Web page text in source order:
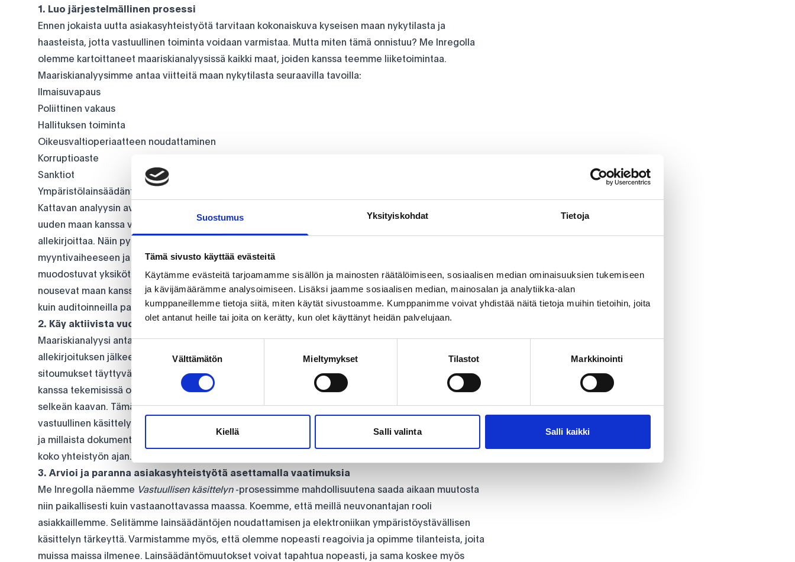
Suostumus Yksityiskohdat Tietoja
Tämä sivusto käyttää evästeitä
Käytämme evästeitä tarjoamamme sisällön ja mainosten räätälöimiseen, sosiaalisen median ominaisuuksien tukemiseen
ja kävijämäärämme analysoimiseen. Lisäksi jaamme sosiaalisen median, mainosalan ja analytiikka-alan
kumppaneillemme tietoja siitä, miten käytät sivustoamme. Kumppanimme voivat yhdistää näitä tietoja muihin tietoihin, joita
olet antanut heille tai joita on kerätty, kun olet käyttänyt heidän palvelujaan.
Suostumuksen
valinta
Välttämätön Mieltymykset Tilastot Markkinointi
Kiellä Salli valinta Salli kaikki
1. Luo järjestelmällinen prosessi
Ennen jokaista uutta asiakasyhteistyötä tarvitaan kokonaiskuva kyseisen maan nykytilasta ja
haasteista, jotta vastuullinen toiminta voidaan varmistaa. Mutta miten tämä onnistuu? Me Inregolla
olemme kartoittaneet maariskianalyysissä kaikki maat, joiden kanssa teemme liiketoimintaa.
Maariskianalyysimme antaa viitteitä maan nykytilasta seuraavilla tavoilla:
Ilmaisuvapaus
Poliittinen vakaus
Hallituksen toiminta
Oikeusvaltioperiaatteen noudattaminen
Korruptioaste
Sanktiot
Ympäristölainsäädäntö
Kattavan analyysin avulla voimme tehdä arvion siitä, millaisia toimenpiteitä yhteistyön aloittaminen
uuden maan kanssa vaatii. Meillä on käytössä Compliance-liite, joka jokaisen jälleenmyyjämme täytyy
allekirjoittaa. Näin pyrimme varmistamaan, että myymämme laitteet voidaan jäljittää seuraavaan
myyntivaiheeseen ja että asiakas sitoutuu käsittelemään myöhemmin elektroniikkajätteeksi
muodostuvat yksiköt paikallisen ympäristölainsäädännön mukaisesti. Riskianalyysissä korkealle
nousevat maan kanssa toiminta vaatii perusteellista seurantaa, joka tapahtuu niin puhelinkeskusteluilla
kuin auditoinneilla paikan päällä.
2. Käy aktiivista vuoropuhelua toimittajien kanssa
Maariskianalyysi antaa viitteet, kuinka tiiviisti kyseisen maan toimittajia seurataan Compliance-liitteen
allekirjoituksen jälkeen. Valitettavasti aina ei ole itsestään selvää, että Compliance-kirjeessä asetetut
sitoumukset täyttyvät, tämän vuoksi seuranta on tärkeää. Helpottaaksemme päivittäin jälleenmyyjien
kanssa tekemisissä olevien yhteyshenkilöidemme työtä, olemme perustaneet seurantaa varten
selkeän kaavan. Tämä kaava luo selkeyttä vuoropuheluun asiakkaan kanssa ja avaa tarkemmin, miksi
vastuullinen käsittely on meille tärkeää, mitä vaatimuksia meillä on itsellemme ja jälleenmyyjillemme
ja millaista dokumentaatiota tarvitsemme. On tärkeää, että Compliance-mallilla on selkeä prosessi
koko yhteistyön ajan. Näin siitä on hyötyä niin meille, jälleenmyyjillemme kuin yhteiskunnille.
3. Arvioi ja paranna asiakasyhteistyötä asettamalla vaatimuksia
Me Inregolla näemme Vastuullisen käsittelyn-prosessimme mahdollisuutena saada aikaan muutosta
niin paikallisesti kuin vastaanottavassa maassa. Koemme, että meillä neuvonantajan rooli
asiakkaillemme. Selitämme lainsäädäntöjen noudattamisen ja elektroniikan ympäristöystävällisen
käsittelyn tärkeyttä. Varmistamme myös, että olemme nopeasti reagoivia ja opimme tilanteista, joita
muissa maissa ilmenee. Lainsäädäntömuutokset voivat tapahtua nopeasti, ja sama koskee myös